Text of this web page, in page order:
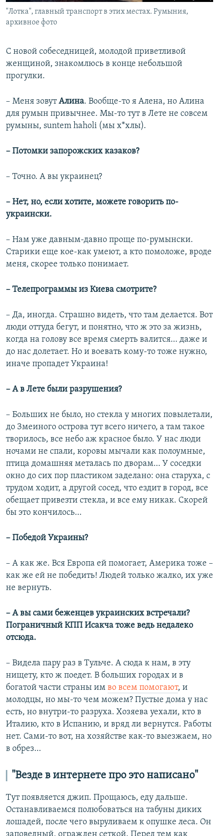
"Лотка", главный транспорт в этих местах. Румыния,
архивное фото
С новой собеседницей, молодой приветливой
женщиной, знакомлюсь в конце небольшой
прогулки.
– Меня зовутАлина. Вообще-то я Алена, но Алина
для румын привычнее. Мы-то тут в Лете не совсем
румыны, suntem haholi (мы х*хлы).
– Потомки запорожских казаков?
– Точно. А вы украинец?
– Нет, но, если хотите, можете говорить по-
украински.
– Нам уже давным-давно проще по-румынски.
Старики еще кое-как умеют, а кто помоложе, вроде
меня, скорее только понимает.
– Телепрограммы из Киева смотрите?
– Да, иногда. Страшно видеть, что там делается. Вот
люди оттуда бегут, и понятно, что ж это за жизнь,
когда на голову все время смерть валится… даже и
до нас долетает. Но и воевать кому-то тоже нужно,
иначе пропадет Украина!
– А в Лете были разрушения?
– Больших не было, но стекла у многих повылетали,
до Змеиного острова тут всего ничего, а там такое
творилось, все небо аж красное было. У нас люди
ночами не спали, коровы мычали как полоумные,
птица домашняя металась по дворам… У соседки
окно до сих пор пластиком заделано: она старуха, с
трудом ходит, а другой сосед, что ездит в город, все
обещает привезти стекла, и все ему никак. Скорей
бы это кончилось…
– Победой Украины?
– А как же. Вся Европа ей помогает, Америка тоже –
как же ей не победить! Людей только жалко, их уже
не вернуть.
– А вы сами беженцев украинских встречали?
Пограничный КПП Исакча тоже ведь недалеко
отсюда.
– Видела пару раз в Тульче. А сюда к нам, в эту
нищету, кто ж поедет. В больших городах и в
богатой части страны им во всем помогают, и
молодцы, но мы-то чем можем? Пустые дома у нас
есть, но внутри-то разруха. Хозяева уехали, кто в
Италию, кто в Испанию, и вряд ли вернутся. Работы
нет. Сами-то вот, на хозяйстве как-то выезжаем, но
в обрез…
"Везде в интернете про это написано"
Тут появляется джип. Прощаюсь, еду дальше.
Останавливаемся полюбоваться на табуны диких
лошадей, после чего выруливаем к опушке леса. Он